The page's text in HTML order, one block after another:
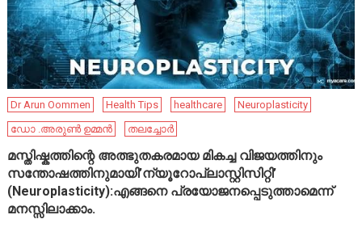
Dr Arun Oommen Health Tips healthcare
Neuroplasticity
ഡോ .അരുൺ ഉമ്മൻ
തലച്ചോർ
മസ്തിഷ്കത്തിന്റെ അത്ഭുതകരമായ മികച്ച വിജയത്തിനും
സന്തോഷത്തിനുമായി’ന്യൂറോപ്ലാസ്റ്റിസിറ്റി’
(Neuroplasticity):എങ്ങനെ പ്രയോജനപ്പെടുത്താമെന്ന്
മനസ്സിലാക്കാം.